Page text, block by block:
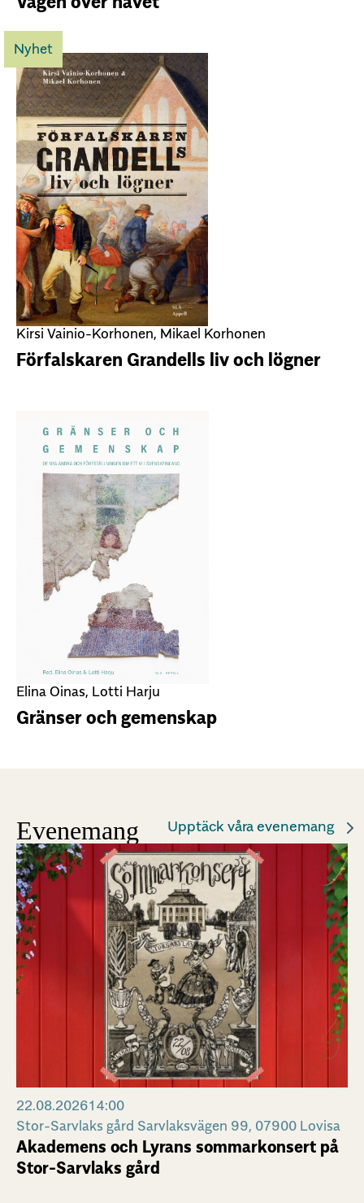
Nyhet
Kirsi Vainio-Korhonen, Mikael Korhonen
Förfalskaren Grandells liv och lögner
Elina Oinas, Lotti Harju
Gränser och gemenskap
Evenemang Upptäck våra evenemang
22.08.202614:00
Stor-Sarvlaks gård Sarvlaksvägen 99, 07900 Lovisa
Akademens och Lyrans sommarkonsert på
Stor-Sarvlaks gård